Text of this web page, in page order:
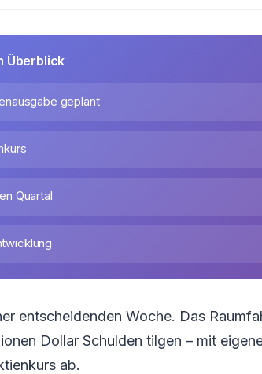
Überblick
geplant
Quartal
entscheidenden Woche. Das
Dollar Schulden tilgen – mit
ab.